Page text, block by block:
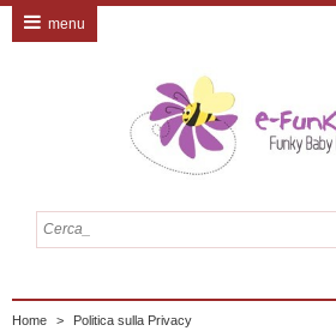
menu
Home > Politica sulla Privacy